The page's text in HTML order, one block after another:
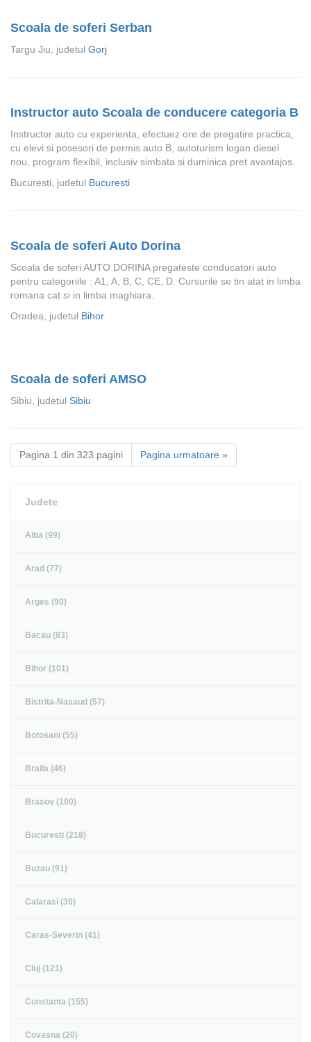
Scoala de soferi Serban
Targu Jiu, judetul Gorj
Instructor auto Scoala de conducere categoria B
Instructor auto cu experienta, efectuez ore de pregatire practica,
cu elevi si posesori de permis auto B, autoturism logan diesel
nou, program flexibil, inclusiv simbata si duminica pret avantajos.
Bucuresti, judetul Bucuresti
Scoala de soferi Auto Dorina
Scoala de soferi AUTO DORINA pregateste conducatori auto
pentru categoriile : A1, A, B, C, CE, D. Cursurile se tin atat in limba
romana cat si in limba maghiara.
Oradea, judetul Bihor
Scoala de soferi AMSO
Sibiu, judetul Sibiu
Pagina 1 din 323 pagini Pagina urmatoare »
Judete
Alba (99)
Arad (77)
Arges (90)
Bacau (83)
Bihor (101)
Bistrita-Nasaud (57)
Botosani (55)
Braila (46)
Brasov (100)
Bucuresti (218)
Buzau (91)
Calarasi (30)
Caras-Severin (41)
Cluj (121)
Constanta (155)
Covasna (20)